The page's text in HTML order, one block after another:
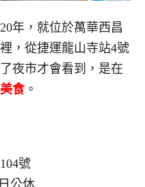
年，就位於萬華西昌
，從捷運龍山寺站4號
夜市才會看到，是在
食。
號